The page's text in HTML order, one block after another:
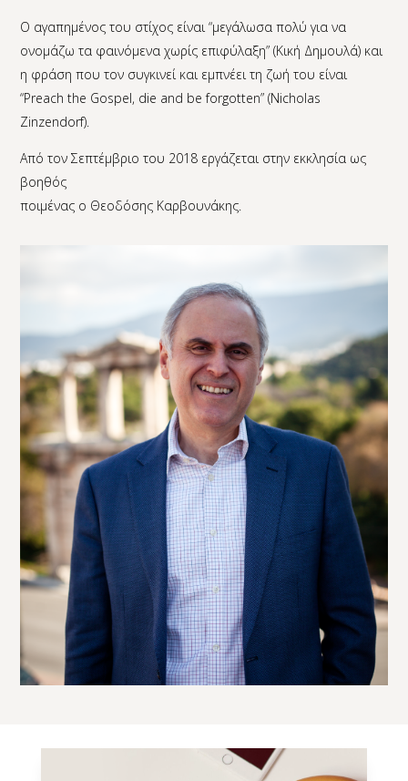
Ο αγαπημένος του στίχος είναι “μεγάλωσα πολύ για να
ονομάζω τα φαινόμενα χωρίς επιφύλαξη” (Κική Δημουλά) και
η φράση που τον συγκινεί και εμπνέει τη ζωή του είναι
“Preach the Gospel, die and be forgotten” (Nicholas
Zinzendorf).
Από τον Σεπτέμβριο του 2018 εργάζεται στην εκκλησία ως
βοηθός
ποιμένας ο Θεοδόσης Καρβουνάκης.